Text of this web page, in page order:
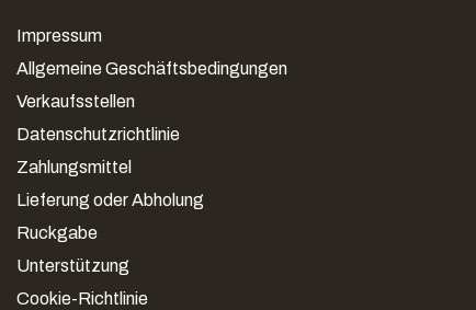
Impressum
Allgemeine Geschäftsbedingungen
Verkaufsstellen
Datenschutzrichtlinie
Zahlungsmittel
Lieferung oder Abholung
Ruckgabe
Unterstützung
Cookie-Richtlinie